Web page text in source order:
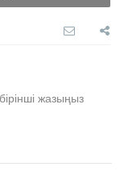
жазыңыз